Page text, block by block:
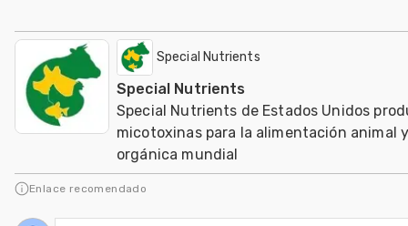
Special Nutrients
Special Nutrients
Special Nutrients de Estados Unidos
micotoxinas para la alimentación animal
orgánica mundial
Enlace recomendado